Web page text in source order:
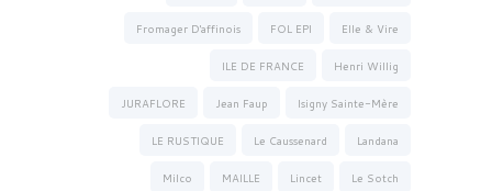
Elle & Vire
FOL EPI
Fromager D'affinois
Henri Willig
ILE DE FRANCE
Isigny Sainte-Mère
Jean Faup
JURAFLORE
Landana
Le Caussenard
LE RUSTIQUE
Le Sotch
Lincet
MAILLE
Milco